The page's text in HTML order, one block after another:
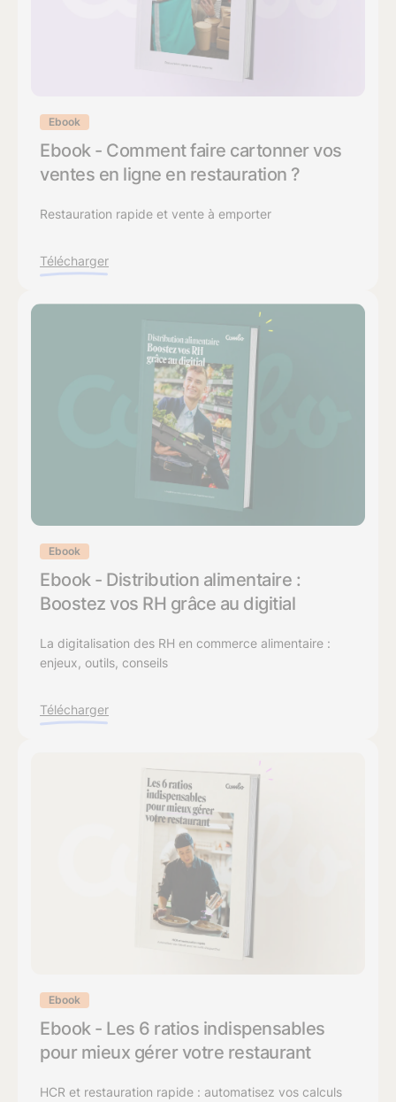
Ebook
Ebook - Comment faire cartonner vos
ventes en ligne en restauration ?
Restauration rapide et vente à emporter
Télécharger
Ebook
Ebook - Distribution alimentaire :
Boostez vos RH grâce au digitial
La digitalisation des RH en commerce alimentaire :
enjeux, outils, conseils
Télécharger
Ebook
Ebook - Les 6 ratios indispensables
pour mieux gérer votre restaurant
HCR et restauration rapide : automatisez vos calculs